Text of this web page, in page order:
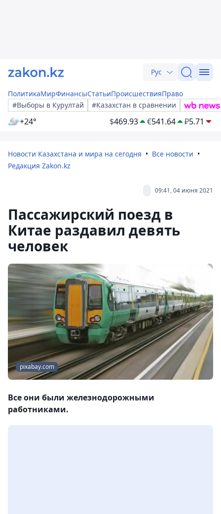
Рус
ПолитикаМирФинансыСтатьиПроисшествияПраво
#Выборы в Курултай
#Казахстан в сравнении
+24° $469.93 €541.64 ₽5.71
Новости Казахстана и мира на сегодня
Все новости
Редакция Zakon.kz
09:41, 04 июня 2021
Пассажирский поезд в
Китае раздавил девять
человек
pixabay.com
Все они были железнодорожными
работниками.